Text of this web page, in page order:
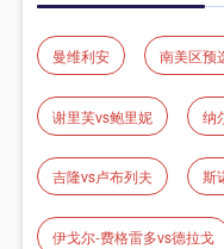
曼维利安 南美区预
谢里芙vs鲍里妮 纳
吉隆vs卢布列夫 斯
伊戈尔-费格雷多vs德拉戈